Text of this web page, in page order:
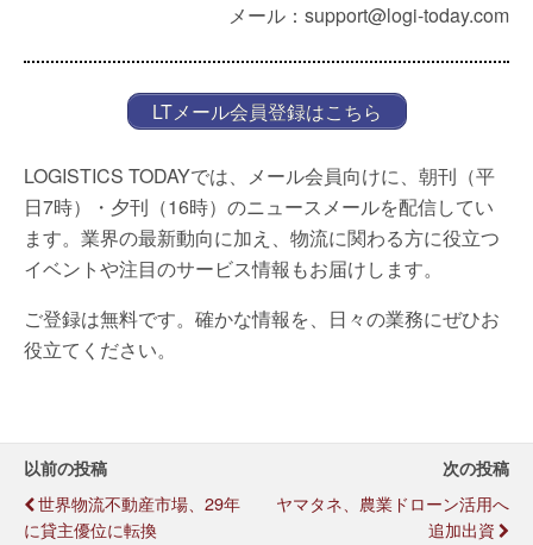
メール：support@logi-today.com
LTメール会員登録はこちら
LOGISTICS TODAYでは、メール会員向けに、朝刊（平
日7時）・夕刊（16時）のニュースメールを配信してい
ます。業界の最新動向に加え、物流に関わる方に役立つ
イベントや注目のサービス情報もお届けします。
ご登録は無料です。確かな情報を、日々の業務にぜひお
役立てください。
以前の投稿
世界物流不動産市場、29年
に貸主優位に転換
次の投稿
ヤマタネ、農業ドローン活用へ
追加出資